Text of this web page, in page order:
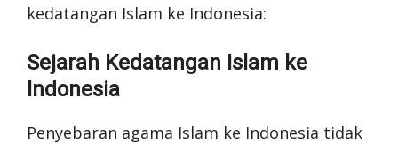
kedatangan Islam ke Indonesia:
Sejarah Kedatangan Islam ke
Indonesia
Penyebaran agama Islam ke Indonesia tidak